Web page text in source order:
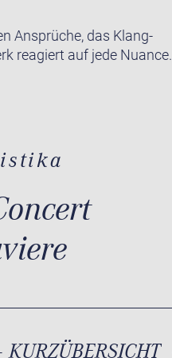
Ansprüche, das Klang-
reagiert auf jede Nuance.
KURZÜBERSICHT